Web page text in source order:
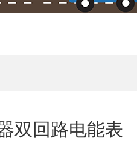
双回路电能表